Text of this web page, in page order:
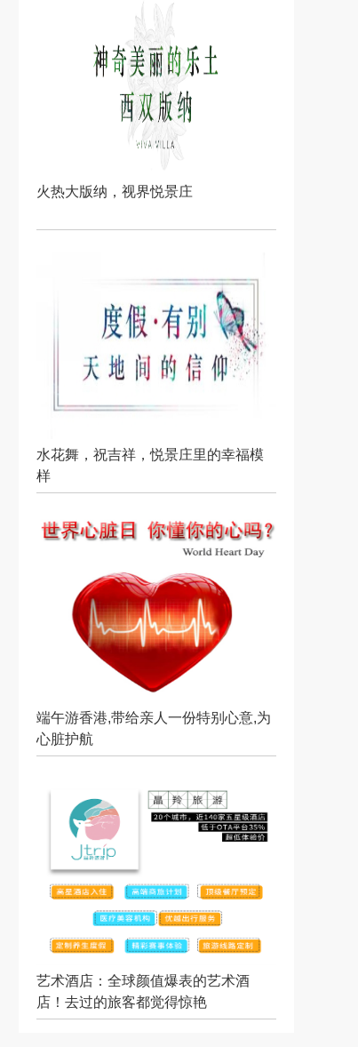
火热大版纳，视界悦景庄
水花舞，祝吉祥，悦景庄里的幸福模
样
端午游香港,带给亲人一份特别心意,为
心脏护航
艺术酒店：全球颜值爆表的艺术酒
店！去过的旅客都觉得惊艳